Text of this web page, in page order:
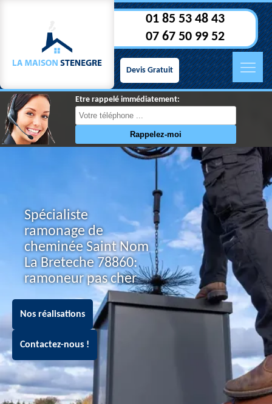
01 85 53 48 43
07 67 50 99 52
Devis Gratuit
Etre rappelé immédiatement:
Spécialiste
ramonage de
cheminée Saint Nom
La Breteche 78860:
ramoneur pas cher
Nos réalisations
Contactez-nous !